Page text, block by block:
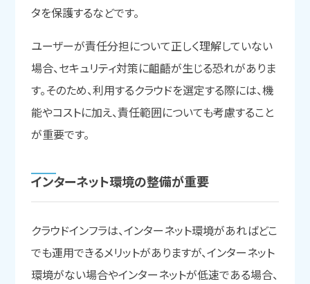
タを保護するなどです。
ユーザーが責任分担について正しく理解していない
場合、セキュリティ対策に齟齬が生じる恐れがありま
す。そのため、利用するクラウドを選定する際には、機
能やコストに加え、責任範囲についても考慮すること
が重要です。
インターネット環境の整備が重要
クラウドインフラは、インターネット環境があればどこ
でも運用できるメリットがありますが、インターネット
環境がない場合やインターネットが低速である場合、